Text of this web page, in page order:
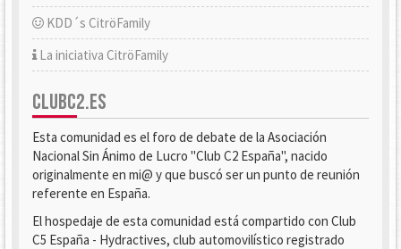
KDD´s CitröFamily
La iniciativa CitröFamily
CLUBC2.ES
Esta comunidad es el foro de debate de la Asociación
Nacional Sin Ánimo de Lucro "Club C2 España", nacido
originalmente en mi@ y que buscó ser un punto de reunión
referente en España.
El hospedaje de esta comunidad está compartido con Club
C5 España - Hydractives, club automovilístico registrado